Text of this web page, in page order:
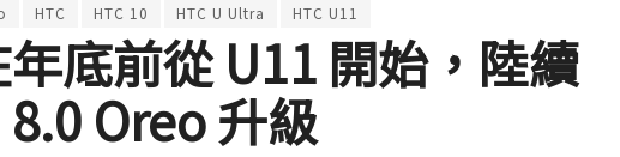
HTC HTC 10 HTC U Ultra HTC U11
底前從 U11 開始，陸續
Oreo 升級